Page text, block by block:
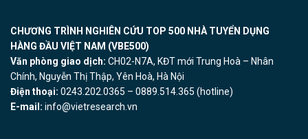
CHƯƠNG TRÌNH NGHIÊN CỨU TOP 500 NHÀ TUYỂN DỤNG
HÀNG ĐẦU VIỆT NAM (VBE500)
Văn phòng giao dịch: CH02-N7A, KĐT mới Trung Hoà – Nhân
Chính, Nguyễn Thị Thập, Yên Hoà, Hà Nội
Điện thoại: 0243.202.0365 – 0889.514.365 (hotline)
E-mail: info@vietresearch.vn